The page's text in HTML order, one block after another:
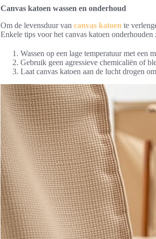
Canvas katoen wassen en onderhoud
Om de levensduur van canvas katoen te
Enkele tips voor het canvas katoen onderhouden
Wassen op een lage temperatuur met een
Gebruik geen agressieve chemicaliën of
Laat canvas katoen aan de lucht drogen